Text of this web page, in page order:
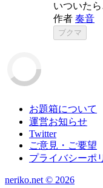
いついた
作者 奏音
ブクマ
お題箱について
運営お知らせ
Twitter
ご意見・ご要望
プライバシーポ
neriko.net © 2026